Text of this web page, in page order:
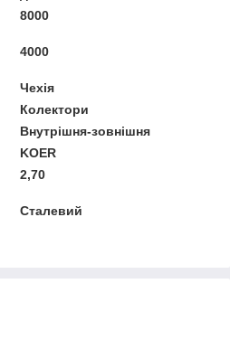
8000
4000
Чехія
Колектори
Внутрішня-зовнішня
KOER
2,70
Сталевий